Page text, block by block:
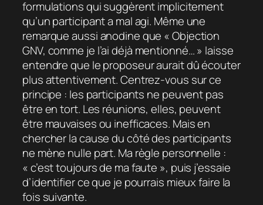
formulations qui suggèrent implicitement
qu’un participant a mal agi. Même une
remarque aussi anodine que « Objection
GNV, comme je l’ai déjà mentionné… » laisse
entendre que le proposeur aurait dû écouter
plus attentivement. Centrez-vous sur ce
principe : les participants ne peuvent pas
être en tort. Les réunions, elles, peuvent
être mauvaises ou inefficaces. Mais en
chercher la cause du côté des participants
ne mène nulle part. Ma règle personnelle :
« c’est toujours de ma faute », puis j’essaie
d’identifier ce que je pourrais mieux faire la
fois suivante.